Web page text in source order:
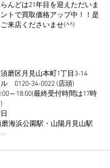
んどは21年目を迎えただいま
トで買取価格アップ中！！是
来店くださいませ(^^)
磨区月見山本町1丁目3-14
　0120-34-0022 (店頭)
～18:00(最終受付時間は17時
海浜公園駅・山陽月見山駅
取